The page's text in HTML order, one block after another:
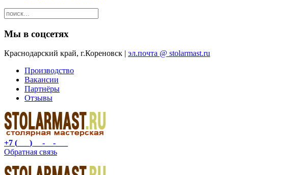
Мы в соцсетях
Краснодарский край, г.Кореновск | эл.почта @ stolarmast.ru
Производство
Вакансии
Партнёры
Отзывы
+7 (___) __-__-___
Обратная связь